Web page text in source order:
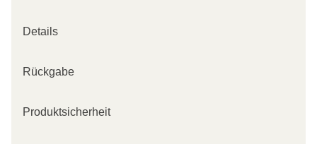
Details
Rückgabe
Produktsicherheit